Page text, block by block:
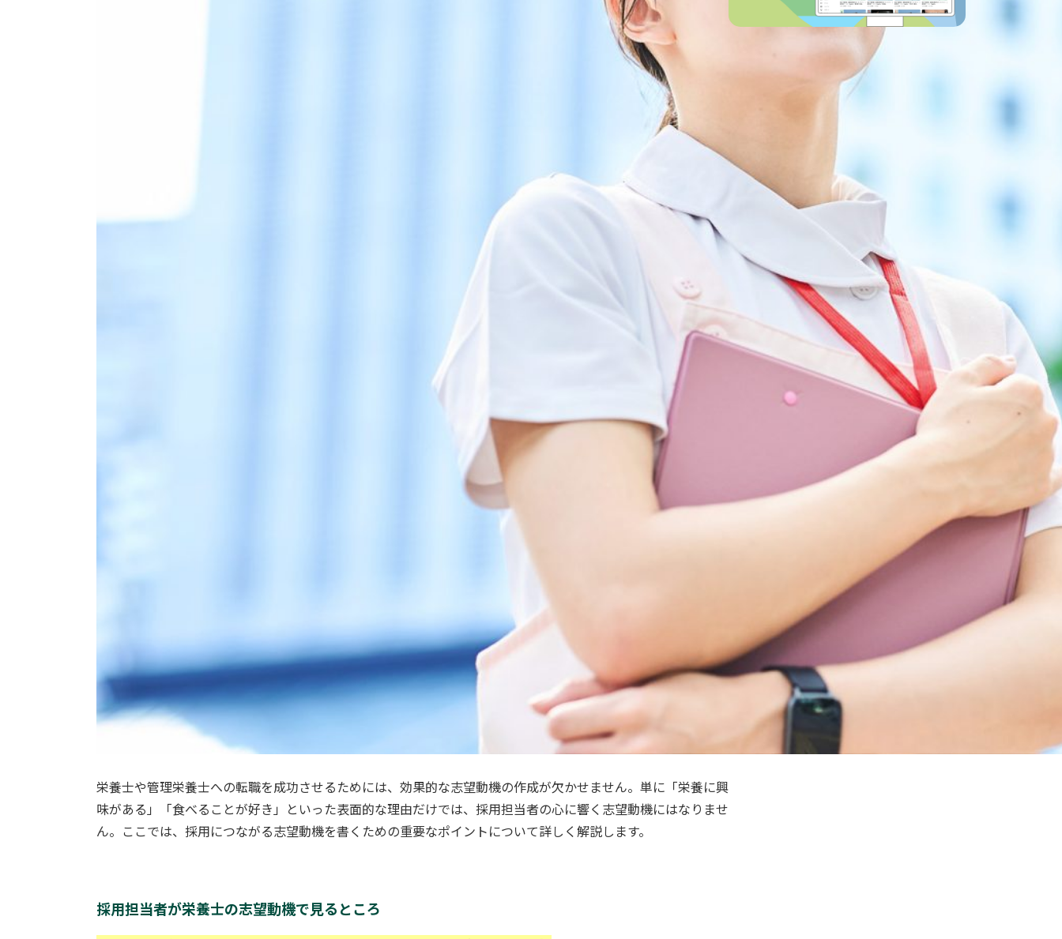
栄養士や管理栄養士への転職を成功させるためには、効果的な志望動機の作成が欠かせません。単に「栄養に興
味がある」「食べることが好き」といった表面的な理由だけでは、採用担当者の心に響く志望動機にはなりませ
ん。ここでは、採用につながる志望動機を書くための重要なポイントについて詳しく解説します。
採用担当者が栄養士の志望動機で見るところ